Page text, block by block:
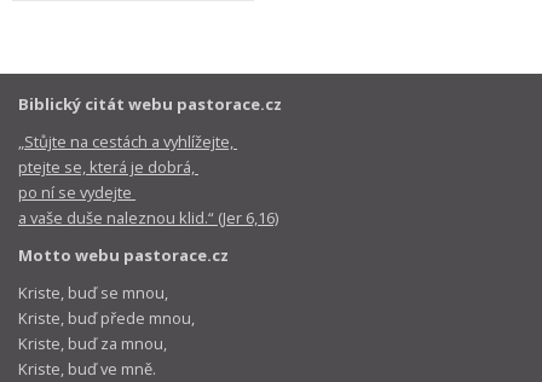
Biblický citát webu pastorace.cz
„Stůjte na cestách a vyhlížejte,
ptejte se, která je dobrá,
po ní se vydejte
a vaše duše naleznou klid.“ (Jer 6,16)
Motto webu pastorace.cz
Kriste, buď se mnou,
Kriste, buď přede mnou,
Kriste, buď za mnou,
Kriste, buď ve mně.